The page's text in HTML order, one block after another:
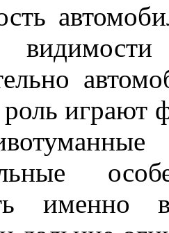
видимости
играют
именно